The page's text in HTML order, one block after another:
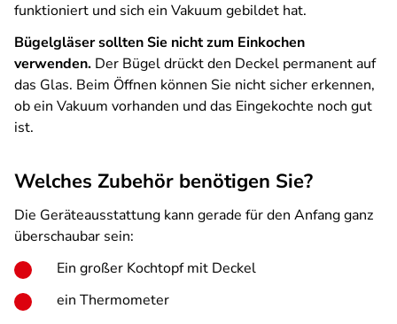
funktioniert und sich ein Vakuum gebildet hat.
Bügelgläser sollten Sie nicht zum Einkochen
verwenden. Der Bügel drückt den Deckel permanent auf
das Glas. Beim Öffnen können Sie nicht sicher erkennen,
ob ein Vakuum vorhanden und das Eingekochte noch gut
ist.
Welches Zubehör benötigen Sie?
Die Geräteausstattung kann gerade für den Anfang ganz
überschaubar sein:
Ein großer Kochtopf mit Deckel
ein Thermometer